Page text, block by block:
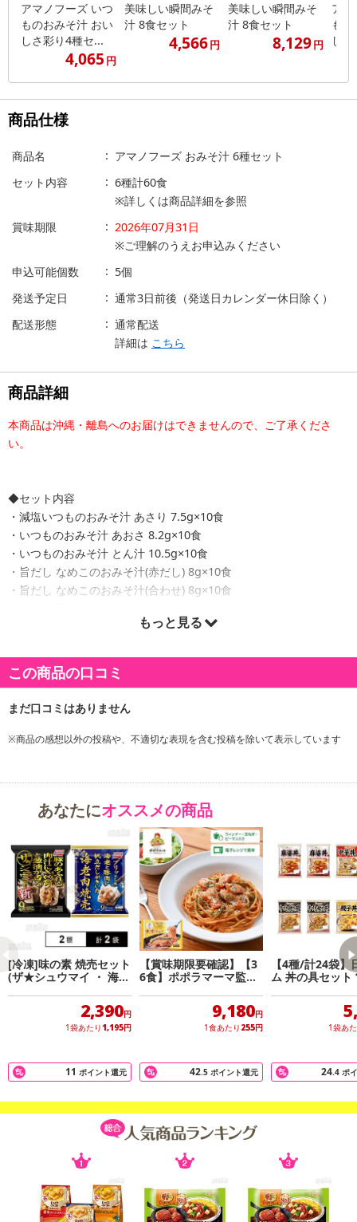
アマノフーズ いつ
ものおみそ汁 おい
しさ彩り4種セ...
4,065 円
美味しい瞬間みそ
汁 8食セット
4,566円
美味しい瞬間みそ
汁 8食セット
8,129円
ア
も
し
商品仕様
商品名
アマノフーズ おみそ汁 6種セット
セット内容
6種計60食
※詳しくは商品詳細を参照
賞味期限
2026年07月31日
※ご理解のうえお申込みください
申込可能個数
5個
発送予定日
通常3日前後（発送日カレンダー休日除く）
配送形態
通常配送
詳細は こちら
商品詳細
本商品は沖縄・離島へのお届けはできませんので、ご了承くださ
い。
◆セット内容
・減塩いつものおみそ汁 あさり 7.5g×10食
・いつものおみそ汁 あおさ 8.2g×10食
・いつものおみそ汁 とん汁 10.5g×10食
・旨だし なめこのおみそ汁(赤だし) 8g×10食
・旨だし なめこのおみそ汁(合わせ) 8g×10食
【減塩いつものおみそ汁 あさり】
やさしい甘さの米みそにあさりだしが際立つ、減塩タイプのこく旨
あさり汁。
【いつものおみそ汁 あおさ】
【いつものおみそ汁 とん汁】
豚骨の旨みに、にんにくのコクを効かせたオリジナルレシピのとん
汁。
【旨だし なめこのおみそ汁(赤だし)】
食品素材のだしを独自にブレンドした、なめこのつるりとした食感
を楽しめる赤だしのおみそ汁です。
【旨だし なめこのおみそ汁(合わせ)】
食品素材のだしを独自にブレンドした、なめことみつ葉のおいしさ
を楽しめるおみそ汁です。
【旨だし 豚汁】
汁です。
もっと見る
この商品の口コミ
※商品の感想以外の投稿や、不適切な表現を含む投稿を除いて表示しています
あなたにオススメの商品
[冷凍]味の素 焼売セット
(ザ★シュウマイ ・ 海老
2,390円
1袋あたり 1,195円
11 ポイント還元
【賞味期限要確認】【3
6食】ポポラマーマ監
修 モチ旨焼ナポリタ
ン！しっかり具材入り
9,180円
1食あたり 255円
42.5 ポイント還元
【4種/計24袋】
ム 丼の具セット
1袋あ
24.4 ポ